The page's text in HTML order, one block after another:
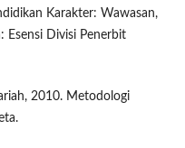
Karakter: Wawasan,
Esensi Divisi Penerbit
2010. Metodologi